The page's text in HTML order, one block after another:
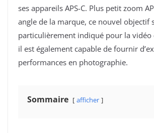
ses appareils APS-C. Plus petit zoom
angle de la marque, ce nouvel objectif
particulièrement indiqué pour la vidéo
il est également capable de fournir
performances en photographie.
Sommaire afficher